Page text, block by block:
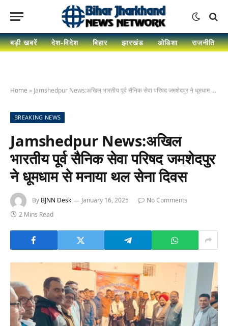
बड़ी खबरें देश-विदेश बिहार झारखंड ओडिशा राजनीति
Home » Jamshedpur News:अखिल भारतीय पूर्व सैनिक सेवा परिषद जमशेदपुर ने धूमधाम से मनाया थल सेना दिवस
BREAKING NEWS
Jamshedpur News:अखिल
भारतीय पूर्व सैनिक सेवा परिषद जमशेदपुर
ने धूमधाम से मनाया थल सेना दिवस
By BJNN Desk January 16, 2025
No Comments
2 Mins Read